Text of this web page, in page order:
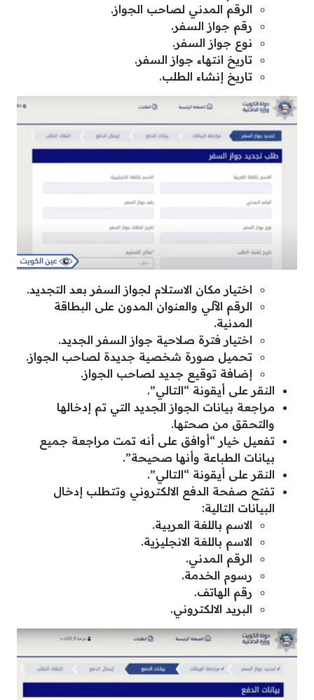
الرقم المدني لصاحب الجواز.
رقم جواز السفر.
نوع جواز السفر.
تاريخ انتهاء جواز السفر.
تاريخ إنشاء الطلب.
اختيار مكان الاستلام لجواز السفر بعد التجديد.
الرقم الآلي والعنوان المدون على البطاقة
المدنية.
اختيار فترة صلاحية جواز السفر الجديد.
تحميل صورة شخصية جديدة لصاحب الجواز.
إضافة توقيع جديد لصاحب الجواز.
النقر على أيقونة “التالي”.
مراجعة بيانات الجواز الجديد التي تم إدخالها
والتحقق من صحتها.
تفعيل خيار “أوافق على أنه تمت مراجعة جميع
بيانات الطباعة وأنها صحيحة”.
النقر على أيقونة “التالي”.
تفتح صفحة الدفع الالكتروني وتتطلب إدخال
البيانات التالية:
الاسم باللغة العربية.
الاسم باللغة الانجليزية.
الرقم المدني.
رسوم الخدمة.
رقم الهاتف.
البريد الالكتروني.